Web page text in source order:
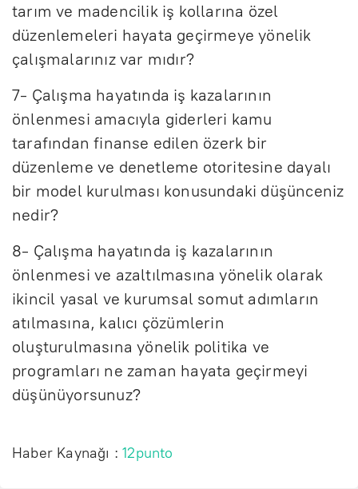
tarım ve madencilik iş kollarına özel
düzenlemeleri hayata geçirmeye yönelik
çalışmalarınız var mıdır?
7- Çalışma hayatında iş kazalarının
önlenmesi amacıyla giderleri kamu
tarafından finanse edilen özerk bir
düzenleme ve denetleme otoritesine dayalı
bir model kurulması konusundaki düşünceniz
nedir?
8- Çalışma hayatında iş kazalarının
önlenmesi ve azaltılmasına yönelik olarak
ikincil yasal ve kurumsal somut adımların
atılmasına, kalıcı çözümlerin
oluşturulmasına yönelik politika ve
programları ne zaman hayata geçirmeyi
düşünüyorsunuz?
Haber Kaynağı :12punto